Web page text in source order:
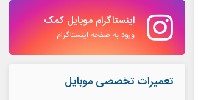
اینستاگرام موبایل کمک
ورود به صفحه اینستاگرام
تعمیرات تخصصی موبایل